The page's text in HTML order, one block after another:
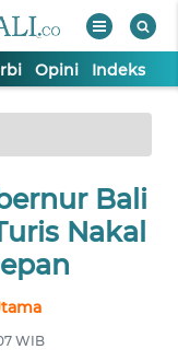
Opini Indeks
Bali
Nakal
WIB